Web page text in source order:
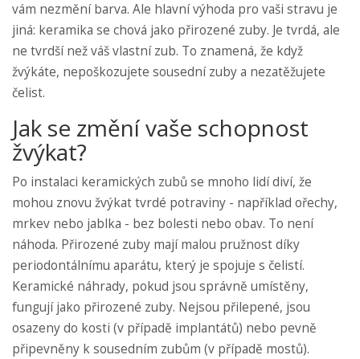
vám nezmění barva. Ale hlavní výhoda pro vaši stravu je
jiná: keramika se chová jako přirozené zuby. Je tvrdá, ale
ne tvrdší než váš vlastní zub. To znamená, že když
žvýkáte, nepoškozujete sousední zuby a nezatěžujete
čelist.
Jak se změní vaše schopnost
žvýkat?
Po instalaci keramických zubů se mnoho lidí diví, že
mohou znovu žvýkat tvrdé potraviny - například ořechy,
mrkev nebo jablka - bez bolesti nebo obav. To není
náhoda. Přirozené zuby mají malou pružnost díky
periodontálnímu aparátu, který je spojuje s čelistí.
Keramické náhrady, pokud jsou správně umístěny,
fungují jako přirozené zuby. Nejsou přilepené, jsou
osazeny do kosti (v případě implantátů) nebo pevně
připevněny k sousedním zubům (v případě mostů).